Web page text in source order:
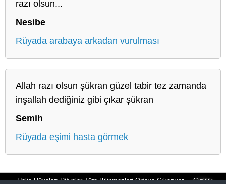
razı olsun...
Nesibe
Rüyada arabaya arkadan vurulması
Allah razı olsun şükran güzel tabir tez zamanda
inşallah dediğiniz gibi çıkar şükran
Semih
Rüyada eşimi hasta görmek
Halis Rüyalar: Rüyalar Tüm Bilinmezleri Ortaya Çıkarıyor Gizlilik